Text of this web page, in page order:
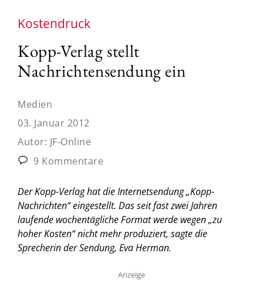
Kostendruck
Kopp-Verlag stellt
Nachrichtensendung ein
Medien
03. Januar 2012
Autor: JF-Online
9 Kommentare
Der Kopp-Verlag hat die Internetsendung „Kopp-
Nachrichten“ eingestellt. Das seit fast zwei Jahren
laufende wochentägliche Format werde wegen „zu
hoher Kosten“ nicht mehr produziert, sagte die
Sprecherin der Sendung, Eva Herman.
Anzeige